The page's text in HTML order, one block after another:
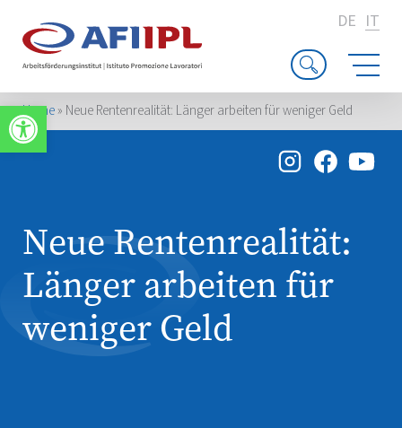
Apri la barra degli strumenti
DE IT
Home» Neue Rentenrealität: Länger arbeiten für weniger Geld
Neue Rentenrealität:
Länger arbeiten für
weniger Geld